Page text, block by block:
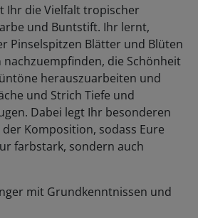
Ihr die Vielfalt tropischer
und Buntstift. Ihr lernt,
Pinselspitzen Blätter und Blüten
die Schönheit
herauszuarbeiten und
und Strich Tiefe und
Dabei legt Ihr besonderen
Komposition, sodass Eure
farbstark, sondern auch
mit Grundkenntnissen und